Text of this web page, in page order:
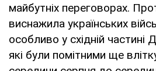
майбутніх переговорах.
виснажила українських
особливо у східній частині
які були помітними ще